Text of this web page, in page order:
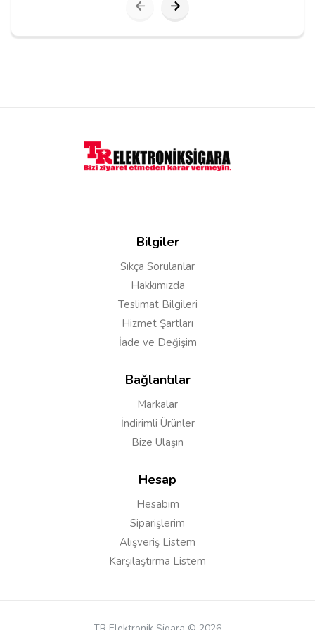
Yorum Yapın
Bilgiler
Sıkça Sorulanlar
Hakkımızda
Teslimat Bilgileri
Hizmet Şartları
İade ve Değişim
Bağlantılar
Markalar
İndirimli Ürünler
Bize Ulaşın
Hesap
Hesabım
Siparişlerim
Alışveriş Listem
Karşılaştırma Listem